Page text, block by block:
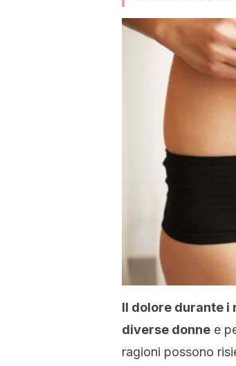
Il dolore durante i
diverse donne e
ragioni possono